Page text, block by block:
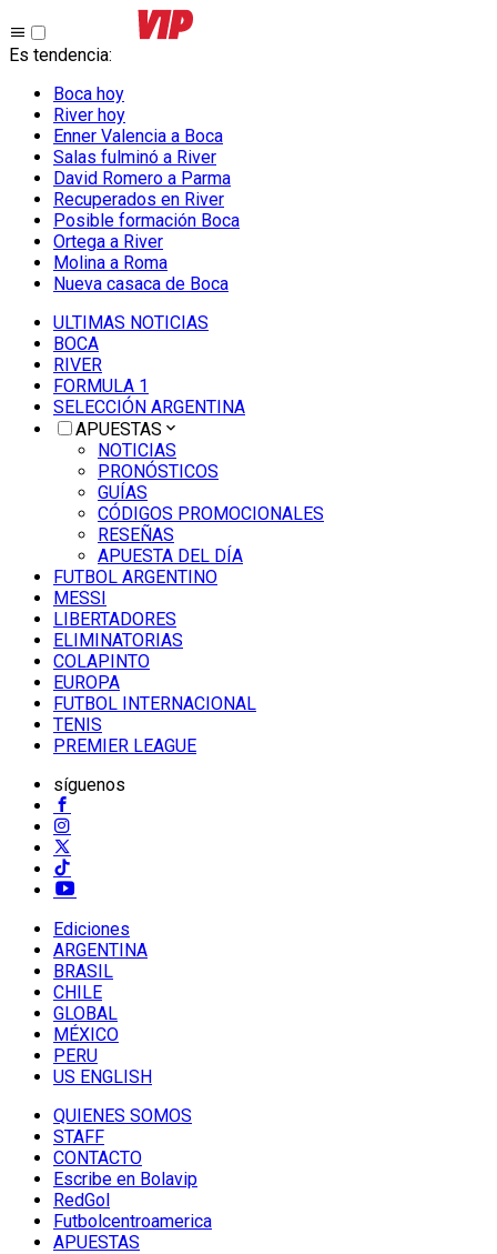
Es tendencia:
Boca hoy
River hoy
Enner Valencia a Boca
Salas fulminó a River
David Romero a Parma
Recuperados en River
Posible formación Boca
Ortega a River
Molina a Roma
Nueva casaca de Boca
ULTIMAS NOTICIAS
BOCA
RIVER
FORMULA 1
SELECCIÓN ARGENTINA
APUESTAS
NOTICIAS
PRONÓSTICOS
GUÍAS
CÓDIGOS PROMOCIONALES
RESEÑAS
APUESTA DEL DÍA
FUTBOL ARGENTINO
MESSI
LIBERTADORES
ELIMINATORIAS
COLAPINTO
EUROPA
FUTBOL INTERNACIONAL
TENIS
PREMIER LEAGUE
síguenos
Ediciones
ARGENTINA
BRASIL
CHILE
GLOBAL
MÉXICO
PERU
US ENGLISH
QUIENES SOMOS
STAFF
CONTACTO
Escribe en Bolavip
RedGol
Futbolcentroamerica
APUESTAS